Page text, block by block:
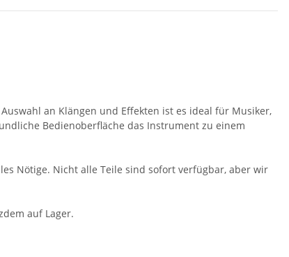
an Klängen und Effekten ist es ideal für Musiker,
Bedienoberfläche das Instrument zu einem
Nötige. Nicht alle Teile sind sofort verfügbar, aber wir
auf Lager.